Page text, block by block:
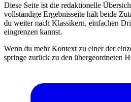
Diese Seite ist die redaktionelle
vollständige Ergebnisseite hält beide
du weiter nach Klassikern, einfachen
eingrenzen kannst.
Wenn du mehr Kontext zu einer der
springe zurück zu den übergeordneten